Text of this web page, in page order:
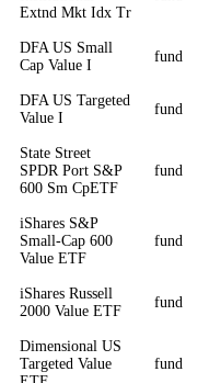
Extnd Mkt Idx Tr
DFA US Small
Cap Value I
fund
DFA US Targeted
Value I
fund
State Street
SPDR Port S&P
600 Sm CpETF
fund
iShares S&P
Small-Cap 600
Value ETF
fund
iShares Russell
2000 Value ETF
fund
Dimensional US
Targeted Value
fund